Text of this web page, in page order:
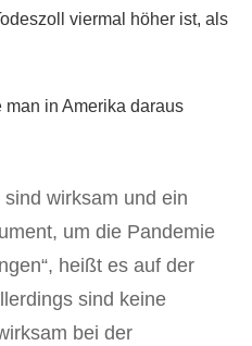
viermal höher ist, als
in Amerika daraus
wirksam und ein
um die Pandemie
heißt es auf der
sind keine
bei der